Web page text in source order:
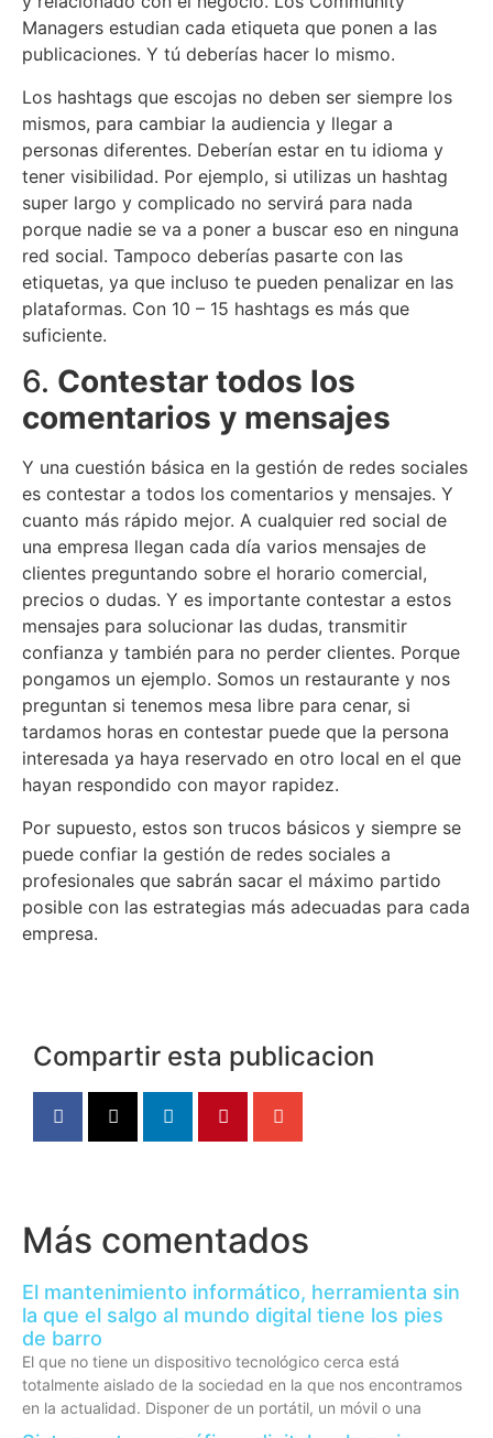
Managers estudian cada etiqueta que ponen a las
publicaciones. Y tú deberías hacer lo mismo.
Los hashtags que escojas no deben ser siempre los
mismos, para cambiar la audiencia y llegar a
personas diferentes. Deberían estar en tu idioma y
tener visibilidad. Por ejemplo, si utilizas un hashtag
super largo y complicado no servirá para nada
porque nadie se va a poner a buscar eso en ninguna
red social. Tampoco deberías pasarte con las
etiquetas, ya que incluso te pueden penalizar en las
plataformas. Con 10 – 15 hashtags es más que
suficiente.
6. Contestar todos los
comentarios y mensajes
Y una cuestión básica en la gestión de redes sociales
es contestar a todos los comentarios y mensajes. Y
cuanto más rápido mejor. A cualquier red social de
una empresa llegan cada día varios mensajes de
clientes preguntando sobre el horario comercial,
precios o dudas. Y es importante contestar a estos
mensajes para solucionar las dudas, transmitir
confianza y también para no perder clientes. Porque
pongamos un ejemplo. Somos un restaurante y nos
preguntan si tenemos mesa libre para cenar, si
tardamos horas en contestar puede que la persona
interesada ya haya reservado en otro local en el que
hayan respondido con mayor rapidez.
Por supuesto, estos son trucos básicos y siempre se
puede confiar la gestión de redes sociales a
profesionales que sabrán sacar el máximo partido
posible con las estrategias más adecuadas para cada
empresa.
Compartir esta publicacion
Más comentados
El mantenimiento informático, herramienta sin
la que el salgo al mundo digital tiene los pies
de barro
El que no tiene un dispositivo tecnológico cerca está
totalmente aislado de la sociedad en la que nos encontramos
en la actualidad. Disponer de un portátil, un móvil o una